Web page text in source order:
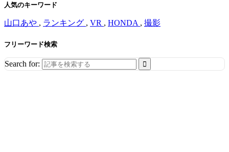
人気のキーワード
山口あや , ランキング , VR , HONDA , 撮影
フリーワード検索
Search for: